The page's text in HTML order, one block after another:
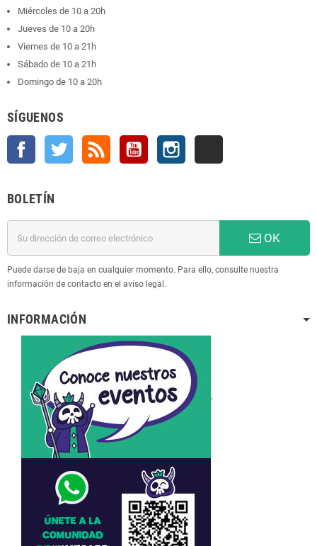
Miércoles de 10 a 20h
Jueves de 10 a 20h
Viernes de 10 a 21h
Sábado de 10 a 21h
Domingo de 10 a 20h
SÍGUENOS
Facebook Twitter YouTube
BOLETÍN
OK
Puede darse de baja en cualquier momento. Para ello, consulte nuestra
información de contacto en el aviso legal.
INFORMACIÓN
;